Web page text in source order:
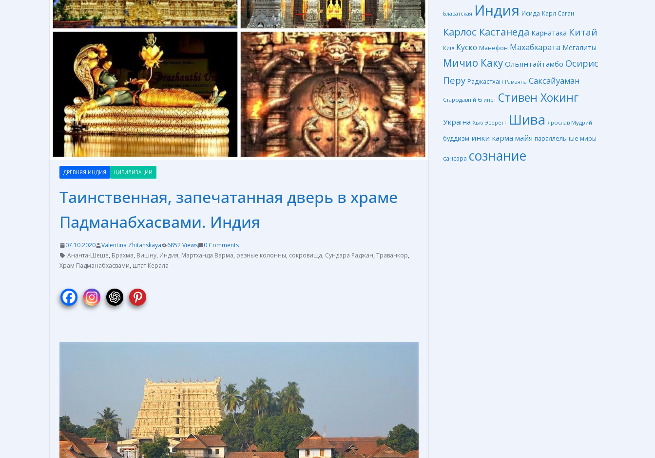
ДРЕВНЯЯ ИНДИЯ ЦИВИЛИЗАЦИИ
Таинственная, запечатанная дверь в храме
Падманабхасвами. Индия
07.10.2020 Valentina Zhitanskaya 6852 Views
0 Comments
Ананта-Шеше, Брахма, Вишну, Индия, Мартханда Варма, резные колонны, сокровища, Сундара Раджан, Траванкор,
Храм Падманабхасвами, штат Керала
Блаватская Индия Исида Карл Саган
Карлос Кастанеда Карнатака Китай
Київ Куско Манефон Махабхарата Мегалиты
Мичио Каку Ольянтайтамбо Осирис
Перу Раджастхан Рамаяна Саксайуаман
Стародавній Єгипет Стивен Хокинг
Україна Хью Эверетт Шива Ярослав Мудрий
буддизм инки карма майя параллельные миры
сансара сознание